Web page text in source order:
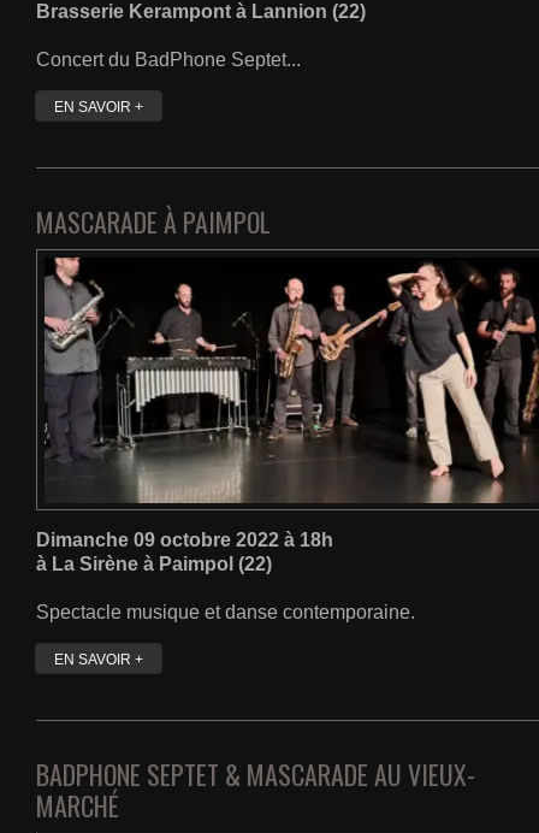
Brasserie Kerampont à Lannion (22)
Concert du BadPhone Septet...
EN SAVOIR +
MASCARADE À PAIMPOL
Dimanche 09 octobre 2022 à 18h
à La Sirène à Paimpol (22)
Spectacle musique et danse contemporaine.
EN SAVOIR +
BADPHONE SEPTET & MASCARADE AU VIEUX-
MARCHÉ